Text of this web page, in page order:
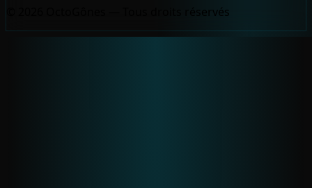
© 2026 OctoGônes — Tous droits réservés